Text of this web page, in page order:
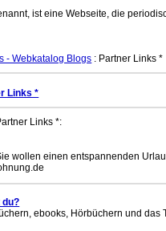
ist eine Webseite, die
- Webkatalog Blogs : Partner Links *
Links *
Links *:
wollen einen entspannenden
du?
ebooks, Hörbüchern und das